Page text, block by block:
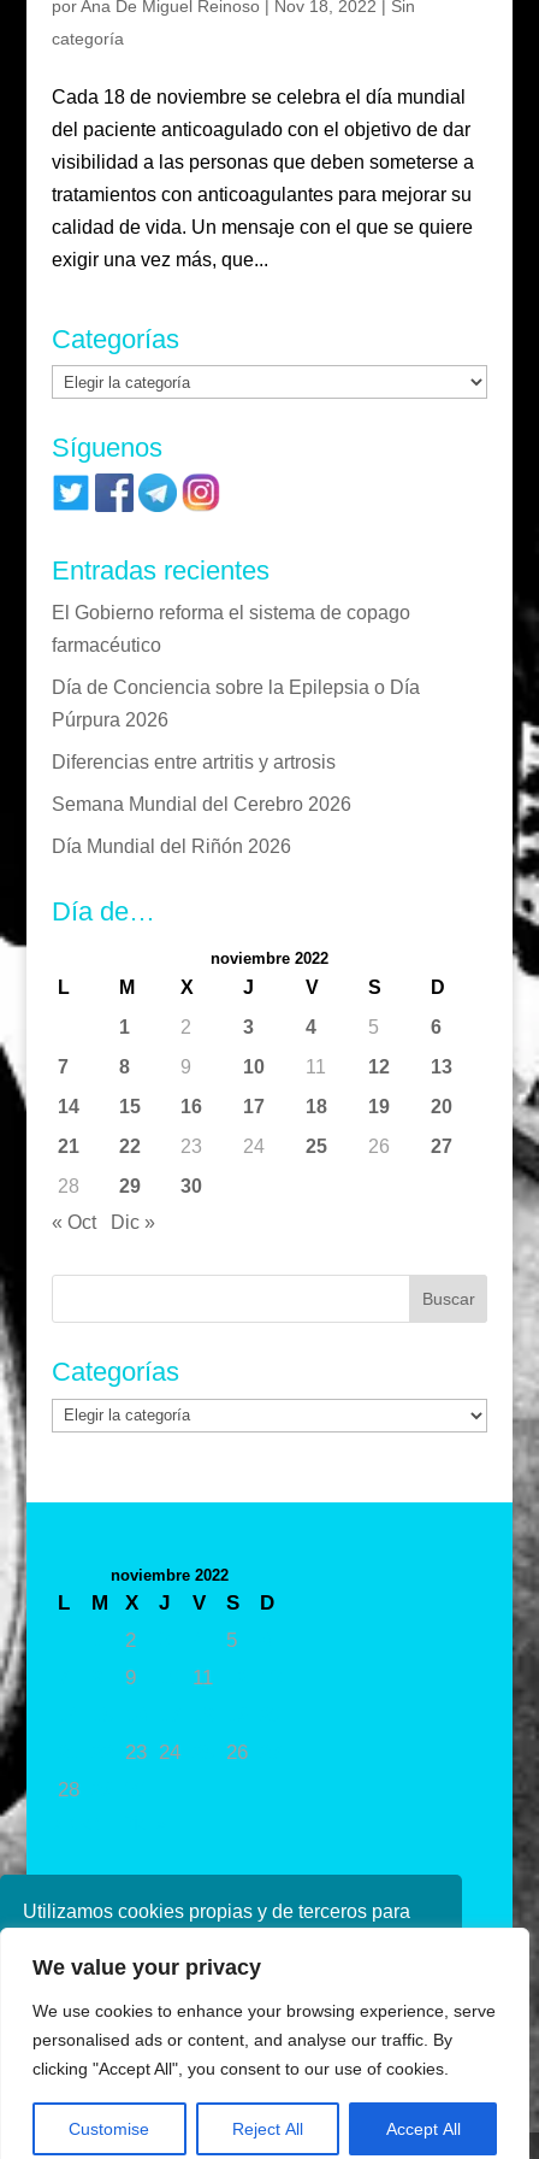
Utilizamos cookies propias y de terceros para
navegando, consideramos que acepta su uso.
política de cookies consulte nuestra
Política de
privacidad
We value your privacy
We use cookies to enhance your browsing experience, serve
personalised ads or content, and analyse our traffic. By
clicking "Accept All", you consent to our use of cookies.
Customise Reject All Accept All
porAna De Miguel Reinoso| Nov 18, 2022 | Sin
categoría
Cada 18 de noviembre se celebra el día mundial
del paciente anticoagulado con el objetivo de dar
visibilidad a las personas que deben someterse a
tratamientos con anticoagulantes para mejorar su
calidad de vida. Un mensaje con el que se quiere
exigir una vez más, que...
Categorías
Categorías
Síguenos
Entradas recientes
El Gobierno reforma el sistema de copago
farmacéutico
Día de Conciencia sobre la Epilepsia o Día
Púrpura 2026
Diferencias entre artritis y artrosis
Semana Mundial del Cerebro 2026
Día Mundial del Riñón 2026
Día de…
noviembre 2022
L M X J V S
D
1
2 3 4 5
6
7
8 9 10 11 12
13
14
15 16 17 18 19
20
21
22 23 24 25 26
27
28
29
30
« Oct
Dic »
Categorías
Categorías
noviembre 2022
L M X J V S
D
2 5
9 11
23 24 26
28
Diseñado por Ana de Miguel